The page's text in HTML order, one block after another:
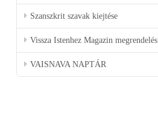
Szanszkrit szavak kiejtése
Vissza Istenhez Magazin megrendelés
VAISNAVA NAPTÁR